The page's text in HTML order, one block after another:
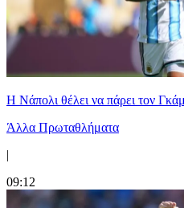
Η Νάπολι θέλει να πάρει τον
Άλλα Πρωταθλήματα
|
09:12